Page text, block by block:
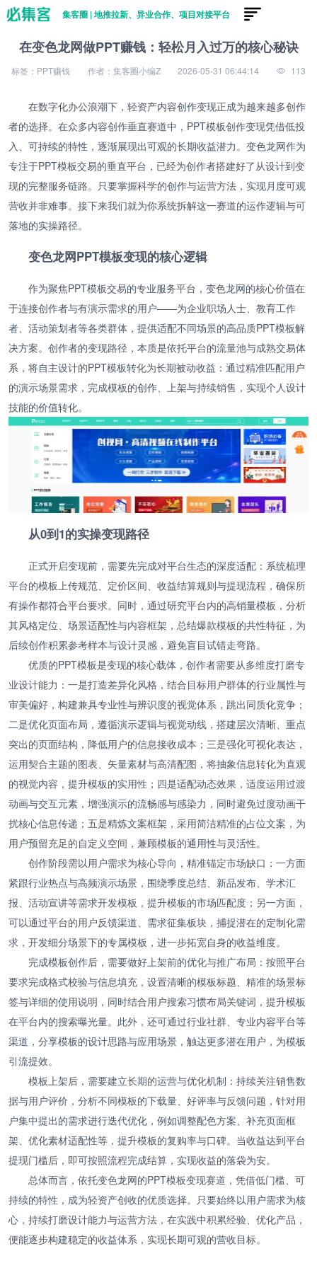
集客圈 | 地推拉新、异业合作、项目对接平台
在变色龙网做PPT赚钱：轻松月入过万的核心秘诀
标签：PPT赚钱 作者：集客圈小编Z 2026-05-31 06:44:14 113
在数字化办公浪潮下，轻资产内容创作变现正成为越来越多创作
者的选择。在众多内容创作垂直赛道中，PPT模板创作变现凭借低投
入、可持续的特性，逐渐展现出可观的长期收益潜力。变色龙网作为
专注于PPT模板交易的垂直平台，已经为创作者搭建好了从设计到变
现的完整服务链路。只要掌握科学的创作与运营方法，实现月度可观
营收并非难事。接下来我们就为你系统拆解这一赛道的运作逻辑与可
落地的实操路径。
变色龙网PPT模板变现的核心逻辑
作为聚焦PPT模板交易的专业服务平台，变色龙网的核心价值在
于连接创作者与有演示需求的用户——为企业职场人士、教育工作
者、活动策划者等各类群体，提供适配不同场景的高品质PPT模板解
决方案。创作者的变现路径，本质是依托平台的流量池与成熟交易体
系，将自主设计的PPT模板转化为长期被动收益：通过精准匹配用户
的演示场景需求，完成模板的创作、上架与持续销售，实现个人设计
技能的价值转化。
从0到1的实操变现路径
正式开启变现前，需要先完成对平台生态的深度适配：系统梳理
平台的模板上传规范、定价区间、收益结算规则与提现流程，确保所
有操作都符合平台要求。同时，通过研究平台内的高销量模板，分析
其风格定位、场景适配性与内容框架，总结爆款模板的共性特征，为
后续创作积累参考样本与设计灵感，避免盲目试错走弯路。
优质的PPT模板是变现的核心载体，创作者需要从多维度打磨专
业设计能力：一是打造差异化风格，结合目标用户群体的行业属性与
审美偏好，构建兼具专业性与辨识度的视觉体系，跳出同质化竞争；
二是优化页面布局，遵循演示逻辑与视觉动线，搭建层次清晰、重点
突出的页面结构，降低用户的信息接收成本；三是强化可视化表达，
运用契合主题的图表、矢量素材与高清配图，将抽象信息转化为直观
的视觉内容，提升模板的实用性；四是适配动态效果，适度运用过渡
动画与交互元素，增强演示的流畅感与感染力，同时避免过度动画干
扰核心信息传递；五是精炼文案框架，采用简洁精准的占位文案，为
用户预留充足的自定义空间，兼顾模板的通用性与灵活性。
创作阶段需以用户需求为核心导向，精准锚定市场缺口：一方面
紧跟行业热点与高频演示场景，围绕季度总结、新品发布、学术汇
报、活动宣讲等需求开发模板，提升模板的市场匹配度；另一方面，
可以通过平台的用户反馈渠道、需求征集板块，捕捉潜在的定制化需
求，开发细分场景下的专属模板，进一步拓宽自身的收益维度。
完成模板创作后，需要做好上架前的优化与推广布局：按照平台
要求完成格式校验与信息填充，设置清晰的模板标题、精准的场景标
签与详细的使用说明，同时结合用户搜索习惯布局关键词，提升模板
在平台内的搜索曝光量。此外，还可通过行业社群、专业内容平台等
渠道，分享模板的设计思路与应用场景，触达更多潜在用户，为模板
引流提效。
模板上架后，需要建立长期的运营与优化机制：持续关注销售数
据与用户评价，分析不同模板的下载量、好评率与反馈问题，针对用
户集中提出的需求进行迭代优化，例如调整配色方案、补充页面框
架、优化素材适配性等，提升模板的复购率与口碑。当收益达到平台
提现门槛后，即可按照流程完成结算，实现收益的落袋为安。
总体而言，依托变色龙网的PPT模板变现赛道，凭借低门槛、可
持续的特性，成为轻资产创收的优质选择。只要始终以用户需求为核
心，持续打磨设计能力与运营方法，在实践中积累经验、优化产品，
便能逐步构建稳定的收益体系，实现长期可观的营收目标。